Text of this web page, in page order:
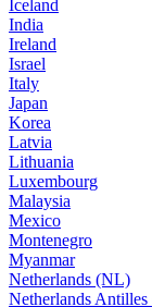
Iceland
India
Ireland
Israel
Italy
Japan
Korea
Latvia
Lithuania
Luxembourg
Malaysia
Mexico
Montenegro
Myanmar
Netherlands (NL)
Netherlands